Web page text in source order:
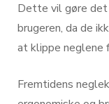
Dette vil gøre
brugeren, da de
at klippe neglene
Fremtidens